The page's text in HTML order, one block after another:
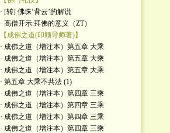
· [转] 佛珠‘背云’的解说
· 高僧开示:拜佛的意义（ZT）
【成佛之道(印顺导师著)】
· 成佛之道（增注本）第五章 大乘
· 成佛之道（增注本）第五章 大乘
· 成佛之道（增注本）第五章 大乘
· 第五章 大乘不共法 (1)
· 成佛之道（增注本）第四章 三乘
· 成佛之道（增注本）第四章 三乘
· 成佛之道（增注本）第四章 三乘
· 成佛之道（增注本）第四章 三乘